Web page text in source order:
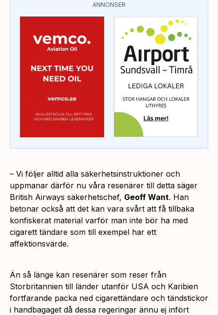
ANNONSER
– Vi följer alltid alla säkerhetsinstruktioner och
uppmanar därför nu våra resenärer till detta säger
British Airways säkerhetschef, Geoff Want. Han
betonar också att det kan vara svårt att få tillbaka
konfiskerat material varför man inte bör ha med
cigarett tändare som till exempel har ett
affektionsvärde.
Än så länge kan resenärer som reser från
Storbritannien till länder utanför USA och Karibien
fortfarande packa ned cigarettändare och tändstickor
i handbagaget då dessa regeringar ännu ej infört